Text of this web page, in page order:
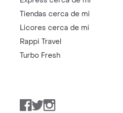
Tiendas cerca de mi
Licores cerca de mi
Rappi Travel
Turbo Fresh
Facebook
TwitterInstagram